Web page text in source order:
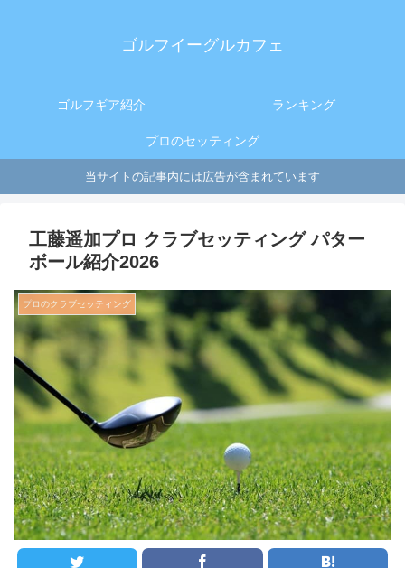
ゴルフイーグルカフェ
ゴルフギア紹介 ランキング
プロのセッティング
当サイトの記事内には広告が含まれています
工藤遥加プロ クラブセッティング パター
ボール紹介2026
プロのクラブセッティング